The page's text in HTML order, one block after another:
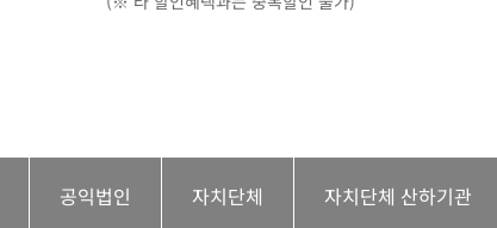
공익법인 자치단체 자치단체 산하기관